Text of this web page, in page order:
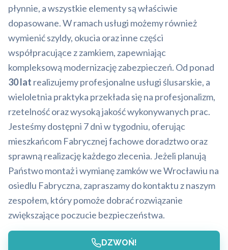
płynnie, a wszystkie elementy są właściwie
dopasowane. W ramach usługi możemy również
wymienić szyldy, okucia oraz inne części
współpracujące z zamkiem, zapewniając
kompleksową modernizację zabezpieczeń. Od ponad
30 lat realizujemy profesjonalne usługi ślusarskie, a
wieloletnia praktyka przekłada się na profesjonalizm,
rzetelność oraz wysoką jakość wykonywanych prac.
Jesteśmy dostępni 7 dni w tygodniu, oferując
mieszkańcom Fabrycznej fachowe doradztwo oraz
sprawną realizację każdego zlecenia. Jeżeli planują
Państwo montaż i wymianę zamków we Wrocławiu na
osiedlu Fabryczna, zapraszamy do kontaktu z naszym
zespołem, który pomoże dobrać rozwiązanie
zwiększające poczucie bezpieczeństwa.
DZWOŃ!